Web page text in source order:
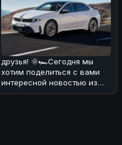
друзья! 🌞🏎Сегодня мы
хотим поделиться с вами
интересной новостью из
мира BMW. В Европе уже в